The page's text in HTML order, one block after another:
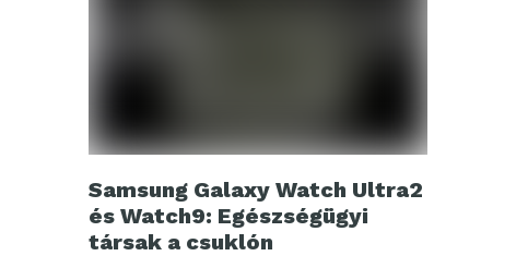
Samsung Galaxy Watch Ultra2
és Watch9: Egészségügyi
társak a csuklón